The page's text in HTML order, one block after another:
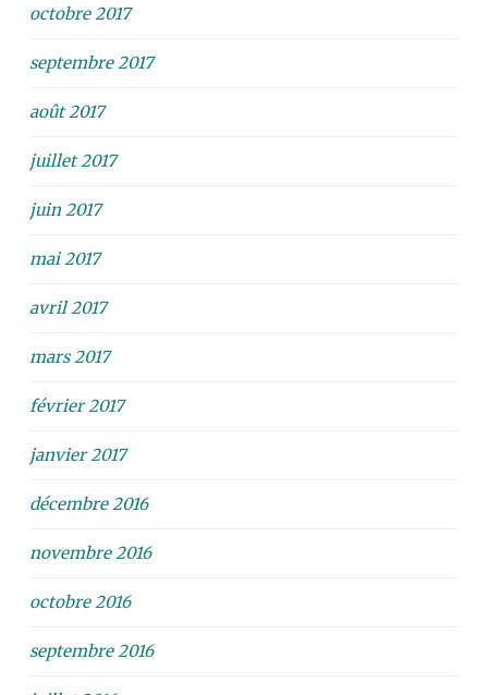
octobre 2017
septembre 2017
août 2017
juillet 2017
juin 2017
mai 2017
avril 2017
mars 2017
février 2017
janvier 2017
décembre 2016
novembre 2016
octobre 2016
septembre 2016